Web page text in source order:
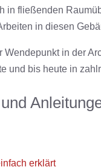
in fließenden
in diesen
in der
und bis heute in
erklärt